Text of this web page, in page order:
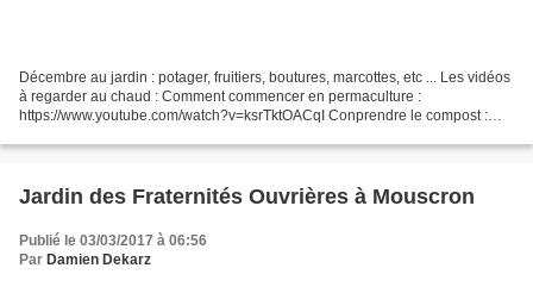
Décembre au jardin : potager, fruitiers, boutures, marcottes, etc ... Les vidéos
à regarder au chaud : Comment commencer en permaculture :
https://www.youtube.com/watch?v=ksrTktOACqI Conprendre le compost :
Jardin des Fraternités Ouvrières à Mouscron
Publié le 03/03/2017 à 06:56
Par Damien Dekarz